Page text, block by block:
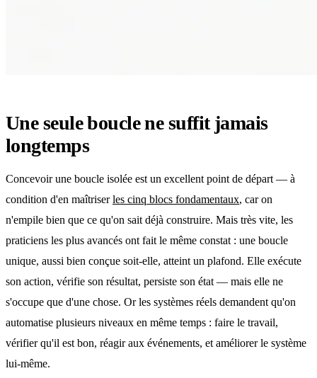
Une seule boucle ne suffit jamais
longtemps
Concevoir une boucle isolée est un excellent point de départ — à
condition d'en maîtriserles cinq blocs fondamentaux, car on
n'empile bien que ce qu'on sait déjà construire. Mais très vite, les
praticiens les plus avancés ont fait le même constat : une boucle
unique, aussi bien conçue soit-elle, atteint un plafond. Elle exécute
son action, vérifie son résultat, persiste son état — mais elle ne
s'occupe que d'une chose. Or les systèmes réels demandent qu'on
automatise plusieurs niveaux en même temps : faire le travail,
vérifier qu'il est bon, réagir aux événements, et améliorer le système
lui-même.